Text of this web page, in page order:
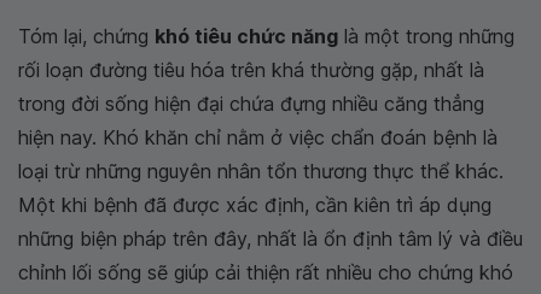
Tóm lại, chứng khó tiêu chức năng là một trong những
rối loạn đường tiêu hóa trên khá thường gặp, nhất là
trong đời sống hiện đại chứa đựng nhiều căng thẳng
hiện nay. Khó khăn chỉ nằm ở việc chẩn đoán bệnh là
loại trừ những nguyên nhân tổn thương thực thể khác.
Một khi bệnh đã được xác định, cần kiên trì áp dụng
những biện pháp trên đây, nhất là ổn định tâm lý và điều
chỉnh lối sống sẽ giúp cải thiện rất nhiều cho chứng khó